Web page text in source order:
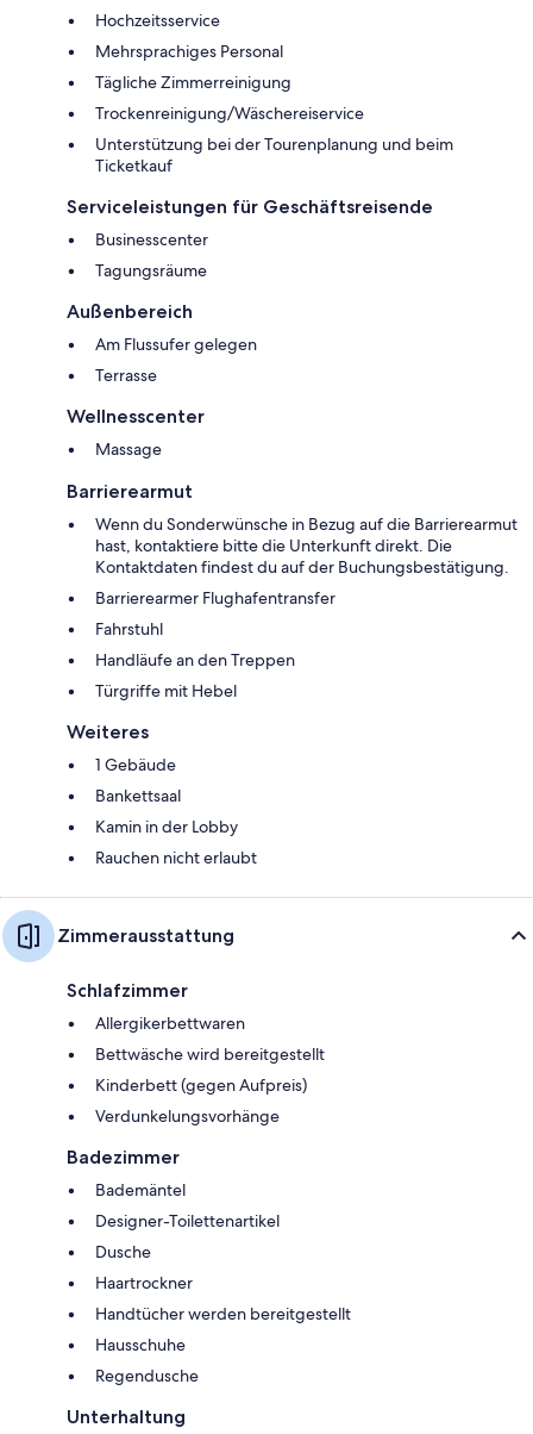
Hochzeitsservice
Mehrsprachiges Personal
Tägliche Zimmerreinigung
Trockenreinigung/Wäschereiservice
Unterstützung bei der Tourenplanung und beim
Ticketkauf
Serviceleistungen für Geschäftsreisende
Businesscenter
Tagungsräume
Außenbereich
Am Flussufer gelegen
Terrasse
Wellnesscenter
Massage
Barrierearmut
Wenn du Sonderwünsche in Bezug auf die Barrierearmut
hast, kontaktiere bitte die Unterkunft direkt. Die
Kontaktdaten findest du auf der Buchungsbestätigung.
Barrierearmer Flughafentransfer
Fahrstuhl
Handläufe an den Treppen
Türgriffe mit Hebel
Weiteres
1 Gebäude
Bankettsaal
Kamin in der Lobby
Rauchen nicht erlaubt
Zimmerausstattung
Schlafzimmer
Allergikerbettwaren
Bettwäsche wird bereitgestellt
Kinderbett (gegen Aufpreis)
Verdunkelungsvorhänge
Badezimmer
Bademäntel
Designer-Toilettenartikel
Dusche
Haartrockner
Handtücher werden bereitgestellt
Hausschuhe
Regendusche
Unterhaltung